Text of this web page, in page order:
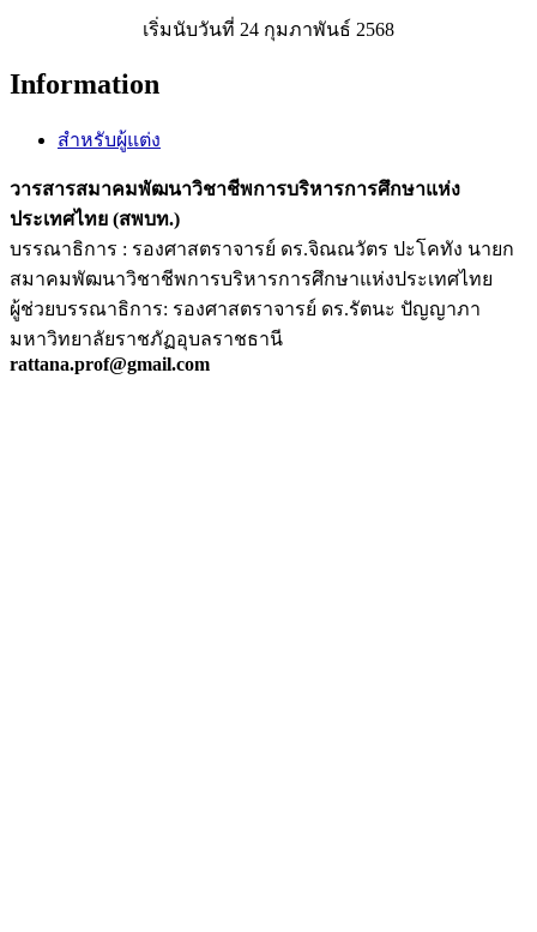
เริ่มนับวันที่ 24 กุมภาพันธ์ 2568
Information
สำหรับผู้แต่ง
วารสารสมาคมพัฒนาวิชาชีพการบริหารการศึกษาแห่ง
ประเทศไทย (สพบท.)
บรรณาธิการ : รองศาสตราจารย์ ดร.จิณณวัตร ปะโคทัง นายก
สมาคมพัฒนาวิชาชีพการบริหารการศึกษาแห่งประเทศไทย
ผู้ช่วยบรรณาธิการ: รองศาสตราจารย์ ดร.รัตนะ ปัญญาภา
มหาวิทยาลัยราชภัฏอุบลราชธานี
rattana.prof@gmail.com